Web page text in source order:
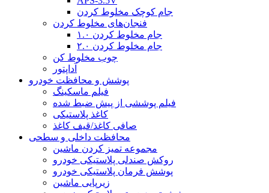
جام کوچک مخلوط کردن
فنجان‌های مخلوط کردن
جام مخلوط کردن ۱.۰
جام مخلوط کردن ۲.۰
چوب مخلوط کن
آداپتور
پوشش و محافظت خودرو
فیلم ماسکینگ
فیلم پوششی از پیش ضبط شده
کاغذ پلاستیکی
صافی کاغذ/قیف کاغذ
محافظت داخلی و سطحی
مجموعه تمیز کردن ماشین
روکش صندلی پلاستیکی خودرو
پوشش فرمان پلاستیکی خودرو
زیرپایی ماشین